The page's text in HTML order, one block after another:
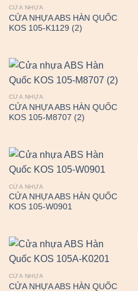
CỬA NHỰA
CỬA NHỰA ABS HÀN QUỐC
KOS 105-K1129 (2)
CỬA NHỰA
CỬA NHỰA ABS HÀN QUỐC
KOS 105-M8707 (2)
CỬA NHỰA
CỬA NHỰA ABS HÀN QUỐC
KOS 105-W0901
CỬA NHỰA
CỬA NHỰA ABS HÀN QUỐC